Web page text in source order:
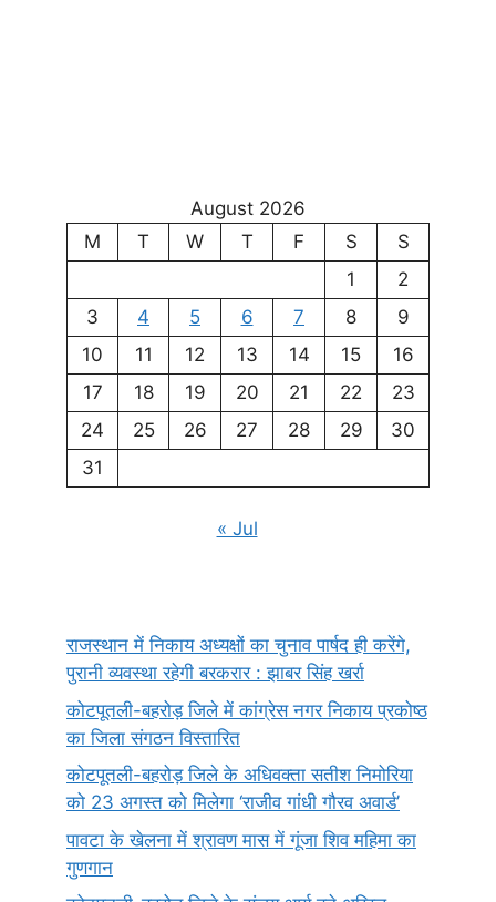
August 2026
M
T W T F S
S
1
2
3
4 5 6 7 8
9
10
11 12 13 14 15
16
17
18 19 20 21 22
23
24
25 26 27 28 29
30
31
« Jul
राजस्थान में निकाय अध्यक्षों का चुनाव पार्षद ही करेंगे,
पुरानी व्यवस्था रहेगी बरकरार : झाबर सिंह खर्रा
कोटपूतली-बहरोड़ जिले में कांग्रेस नगर निकाय प्रकोष्ठ
का जिला संगठन विस्तारित
कोटपूतली-बहरोड़ जिले के अधिवक्ता सतीश निमोरिया
को 23 अगस्त को मिलेगा ‘राजीव गांधी गौरव अवार्ड’
पावटा के खेलना में श्रावण मास में गूंजा शिव महिमा का
गुणगान